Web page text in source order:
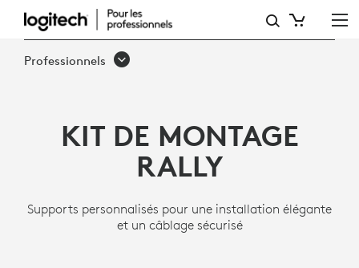
KIT
DE
RALLY
Professionnels
KIT DE MONTAGE
RALLY
Supports personnalisés pour une installation élégante
et un câblage sécurisé